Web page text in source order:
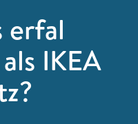
erfal
IKEA